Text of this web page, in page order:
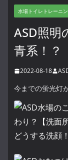
水場トイレトレーニ
ASD照明
青系！？
2022-08-18
今までの蛍光灯